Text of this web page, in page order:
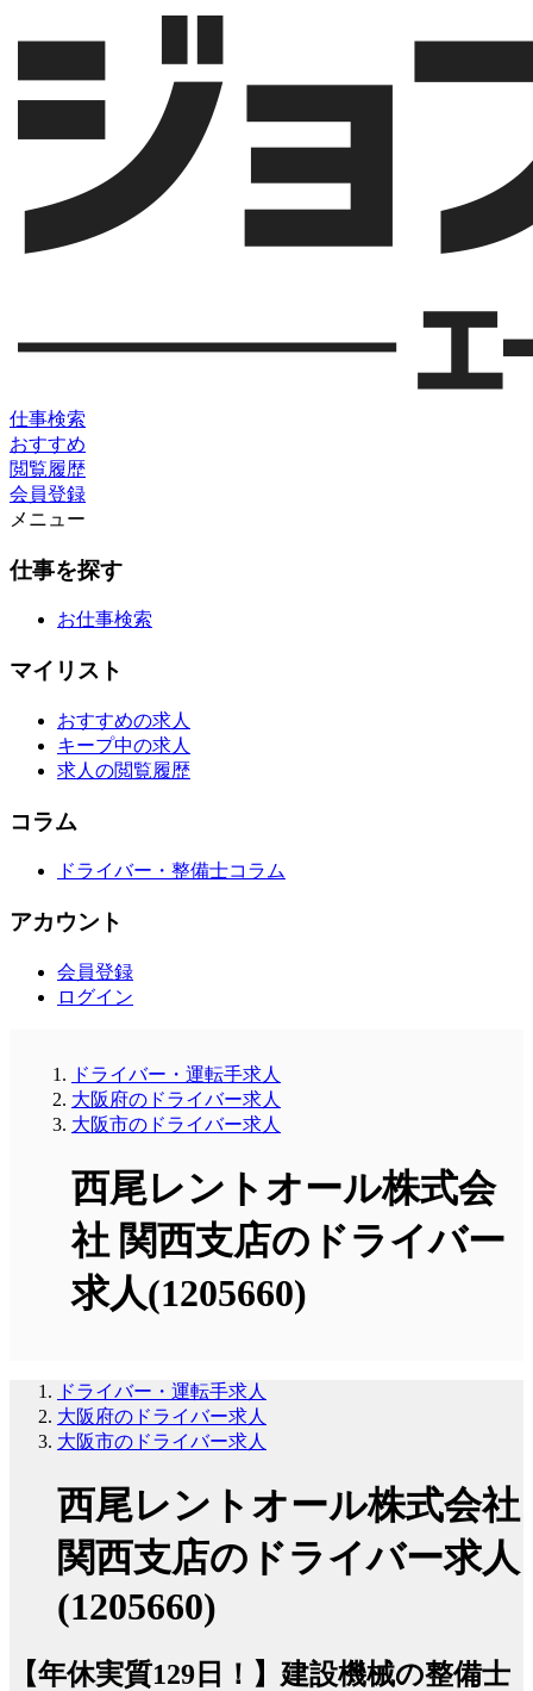
仕事検索
おすすめ
閲覧履歴
会員登録
メニュー
仕事を探す
お仕事検索
マイリスト
おすすめの求人
キープ中の求人
求人の閲覧履歴
コラム
ドライバー・整備士コラム
アカウント
会員登録
ログイン
ドライバー・運転手求人
大阪府のドライバー求人
大阪市のドライバー求人
西尾レントオール株式会
社 関西支店のドライバー
求人(1205660)
ドライバー・運転手求人
大阪府のドライバー求人
大阪市のドライバー求人
西尾レントオール株式会社
関西支店のドライバー求人
(1205660)
【年休実質129日！】建設機械の整備士